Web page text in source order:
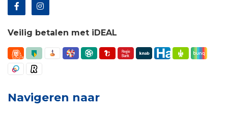
Veilig betalen met iDEAL
Navigeren naar